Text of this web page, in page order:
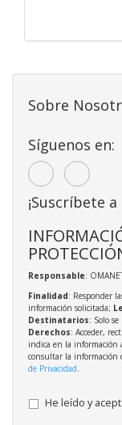
Sobre
Síguenos en:
¡Suscríbete
Responsable:
Finalidad: Responder
información solicitada;
Destinatarios: Solo
Derechos: Acceder,
indica en la información
consultar la información
de Privacidad
He leído y